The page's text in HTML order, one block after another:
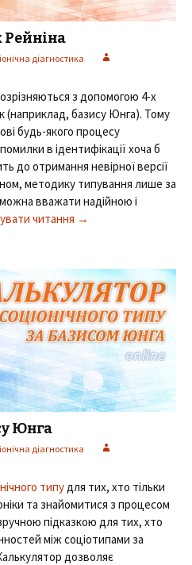
Рейніна
діагностика
з допомогою 4-х
(наприклад, базису Юнга). Тому
будь-якого процесу
в ідентифікації хоча б
до отримання невірної версії
методику типування лише за
вважати надійною і
читання Калькулятор ознак
→
Юнга
діагностика
типу для тих, хто тільки
та знайомитися з процесом
підказкою для тих, хто
між соціотипами за
дозволяє